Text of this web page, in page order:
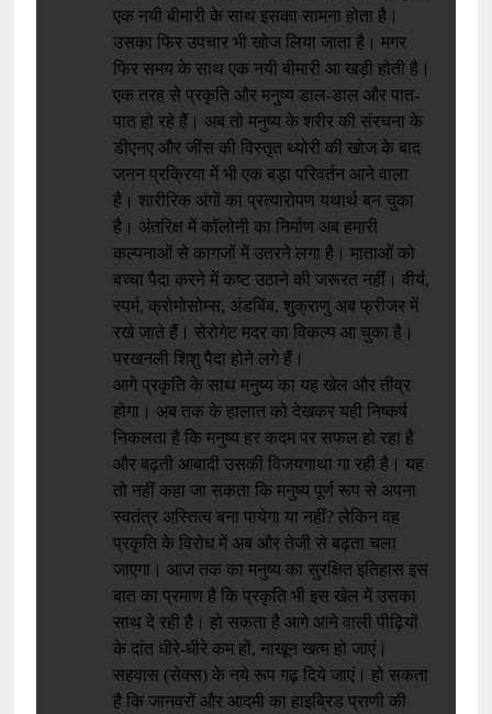
एक नयी बीमारी के साथ इसका सामना होता है।
उसका फिर उपचार भी खोज लिया जाता है। मगर
फिर समय के साथ एक नयी बीमारी आ खड़ी होती है।
एक तरह से प्रकृति और मनुष्य डाल-डाल और पात-
पात हो रहे हैं। अब तो मनुष्य के शरीर की संरचना के
डीएनए और जींस की विस्तृत थ्योरी की खोज के बाद
जनन प्रक्रिया में भी एक बड़ा परिवर्तन आने वाला
है। शारीरिक अंगों का प्रत्यारोपण यथार्थ बन चुका
है। अंतरिक्ष में कॉलोनी का निर्माण अब हमारी
कल्पनाओं से कागजों में उतरने लगा है। माताओं को
बच्चा पैदा करने में कष्ट उठाने की जरूरत नहीं। वीर्य,
स्पर्म, क्रोमोसोम्स, अंडबिंब, शुक्राणु अब फ्रीजर में
रखे जाते हैं। सेरोगेट मदर का विकल्प आ चुका है।
परखनली शिशु पैदा होने लगे हैं।
आगे प्रकृति के साथ मनुष्य का यह खेल और तीव्र
होगा। अब तक के हालात को देखकर यही निष्कर्ष
निकलता है कि मनुष्य हर कदम पर सफल हो रहा है
और बढ़ती आबादी उसकी विजयगाथा गा रही है। यह
तो नहीं कहा जा सकता कि मनुष्य पूर्ण रूप से अपना
स्वतंत्र अस्तित्व बना पायेगा या नहीं? लेकिन वह
प्रकृति के विरोध में अब और तेजी से बढ़ता चला
जाएगा। आज तक का मनुष्य का सुरक्षित इतिहास इस
बात का प्रमाण है कि प्रकृति भी इस खेल में उसका
साथ दे रही है। हो सकता है आगे आने वाली पीढ़ियों
के दांत धीरे-धीरे कम हों, नाखून खत्म हो जाएं।
सहवास (सेक्स) के नये रूप गढ़ दिये जाएं। हो सकता
है कि जानवरों और आदमी का हाइब्रिड प्राणी की